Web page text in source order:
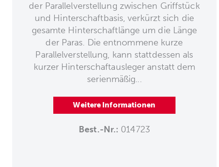
der Parallelverstellung zwischen Griffstück
und Hinterschaftbasis, verkürzt sich die
gesamte Hinterschaftlänge um die Länge
der Paras. Die entnommene kurze
Parallelverstellung, kann stattdessen als
kurzer Hinterschaftausleger anstatt dem
serienmäßig...
Weitere Informationen
Best.-Nr.: 014723